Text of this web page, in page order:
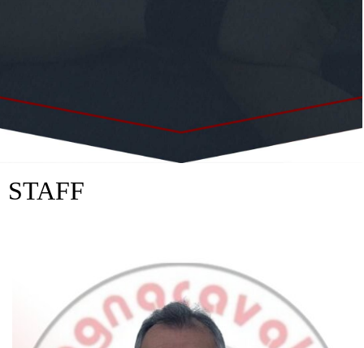
STAFF